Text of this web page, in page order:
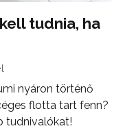
tudnia, ha
nyáron történő
flotta tart fenn?
tudnivalókat!